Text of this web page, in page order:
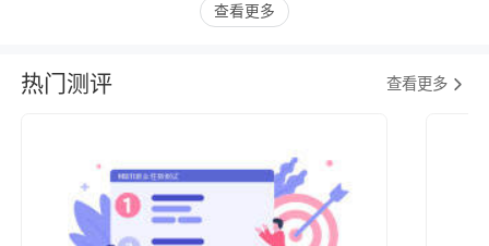
查看更多
热门测评 查看更多